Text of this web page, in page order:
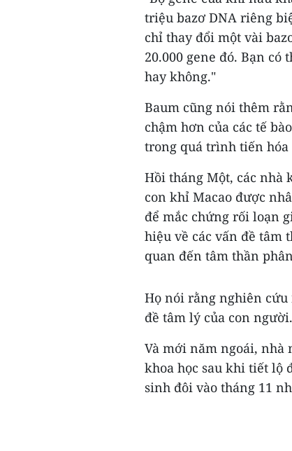
triệu bazơ DNA riêng
chỉ thay đổi một vài
20.000 gene đó. Bạn
hay không."
Baum cũng nói thêm
chậm hơn của các tế
trong quá trình tiến
Hồi tháng Một, các nhà
con khỉ Macao được
để mắc chứng rối loạn
hiệu về các vấn đề tâm
quan đến tâm thần
Họ nói rằng nghiên
đề tâm lý của con người.
Và mới năm ngoái, nhà
khoa học sau khi tiết lộ
sinh đôi vào tháng 11